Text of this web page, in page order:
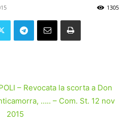
1305
– Revocata la scorta a Don
….. – Com. St. 12 nov
2015